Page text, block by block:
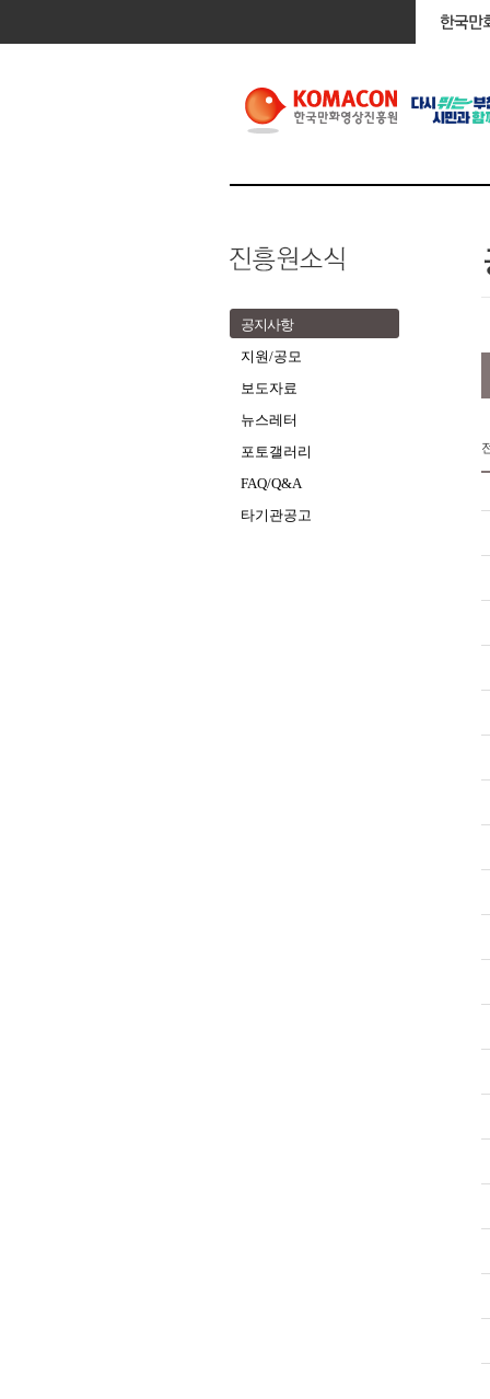
공지사항
지원/공모
보도자료
뉴스레터
포토갤러리
FAQ/Q&A
타기관공고